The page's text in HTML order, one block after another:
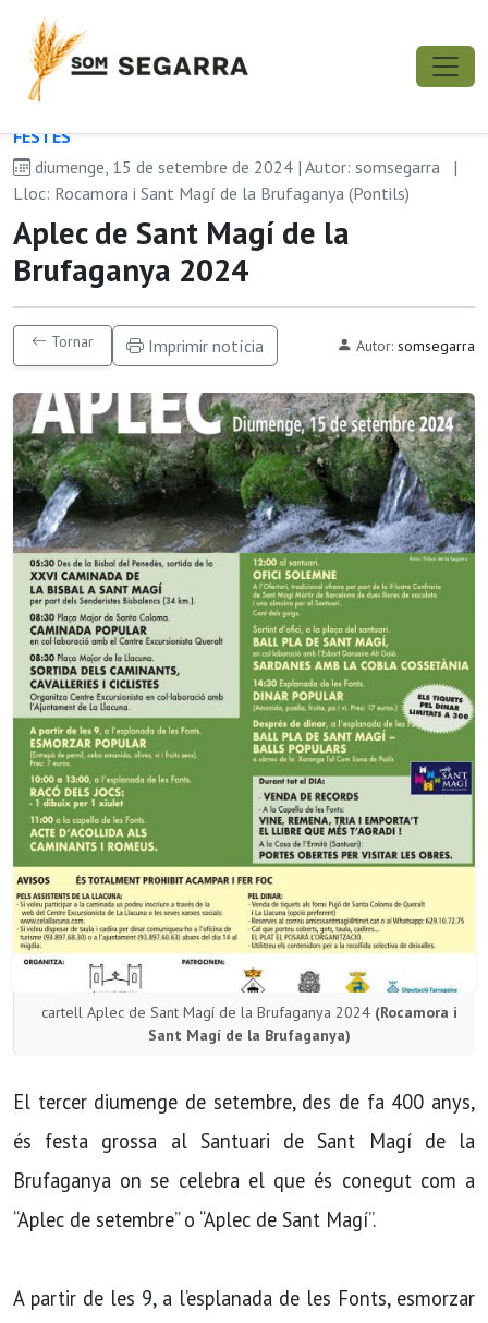
FESTES
diumenge, 15 de setembre de 2024 | Autor: somsegarra
|
Lloc: Rocamora i Sant Magí de la Brufaganya (Pontils)
Aplec de Sant Magí de la
Brufaganya 2024
Tornar Imprimir notícia Autor: somsegarra
cartell Aplec de Sant Magí de la Brufaganya 2024 (Rocamora i
Sant Magí de la Brufaganya)
El tercer diumenge de setembre, des de fa 400 anys,
és festa grossa al Santuari de Sant Magí de la
Brufaganya on se celebra el que és conegut com a
“Aplec de setembre” o “Aplec de Sant Magí”.
A partir de les 9, a l’esplanada de les Fonts, esmorzar